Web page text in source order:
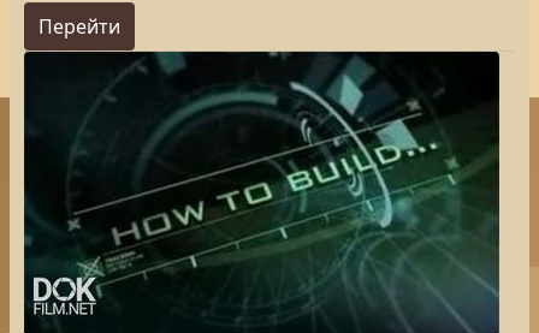
Перейти